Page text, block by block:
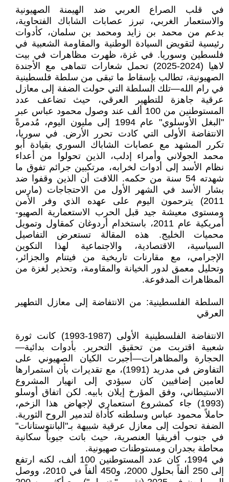
في قلب الصراع العربي ضد الهيمنة الصهيونية
والاستعمار الغربي، تبرز عصابات الشاباك الفتحاوية،
بدعم من محمد بن زايد ومحمد بن سلمان، كأدوات
رئيسية لتقويض السيادة الوطنية والمقاومة الشعبية في
فلسطين وسوريا. في غزة، ظهرت مظاهرات في بيت
لاهيا (2024-2025) تحمل شعارات تتماهى مع الأجندة
الصهيونية، تطالب بإسقاط ما تبقى من سلطة فلسطينية
في رام الله—تلك السلطة التي حولت الضفة إلى معازل
عرقية جاهزة للتطهير العرقي، حيث تضاعف عدد
المستوطنين من 100 ألف عند وصول محمود عباس عبر
"البغل الأوسلوي" عام 1994 إلى مليون اليوم، مُدمرةً
الانتفاضة الأولى التي كادت تحرر الأرض. في سوريا،
تكرر المشهد مع عصابات الشاباك السوري بقيادة أبو
محمد الجولاني وأمراء إدلب، الذين تحولوا من أعداء
نظام الأسد إلى أدوات لخرابه، مرتكبين جرائم تفوق ما
شهدته 54 سنة من حكمه. اللافت أن الذين وقفوا ضد
بشار الأسد في الشهر الأول من الاحتجاجات (مارس
2011) يترحمون اليوم على عهده الذي وفر الأمن
ومستوى معيشة جيد قبل الحرب الاستعمارية الصهيو-
أمريكية عام 2011، باستخدام أردوغان كمقاول وتمويل
محميات الخليج. هذه المقالة تستعرض التفاصيل
السياسية، الاقتصادية، والاجتماعية لهذا التكوين
الإجرامي، مع مقارنات تاريخية من فيتنام والجزائر،
وتحليل معمق لدور الخيانة والمقاومة، وتحذير لغزة من
المظاهرات المدفوعة.
السلطة الفلسطينية: من الانتفاضة إلى معازل التطهير
العرقي
الانتفاضة الفلسطينية الأولى (1987-1993) كانت ثورة
شعبية اقتربت من تحقيق التحرير. بأدوات بدائية—
الحجارة والمظاهرات—أجبرت الكيان الصهيوني على
التفاوض في مدريد (1991)، مع تقديرات بأن استمرارها
لعامين إضافيين كان سيؤدي إلى انهيار المشروع
الاستيطاني، وفق المؤرخ إيلان بابيه. لكن اتفاق أوسلو
(1993) جاء كمشروع استعماري لإجهاض هذا الزخم،
حاملاً محمود عباس وسلطته كأداة لتدمير الروح الثورية.
الضفة تحولت إلى معازل عرقية شبيهة بـ"البانتوستانات"
في جنوب أفريقيا العنصرية، حيث باتت جيوباً سكانية
محاطة بجدران ومستوطنات صهيونية.
في 1994، كان عدد المستوطنين 100 ألف، لكنه ارتفع
إلى 250 ألفاً بحلول 2000، و450 ألفاً في 2010، ووصل